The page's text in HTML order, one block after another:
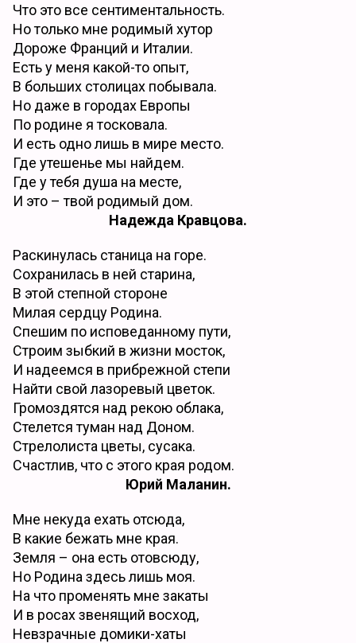
Что это все сентиментальность.
Но только мне родимый хутор
Дороже Франций и Италии.
Есть у меня какой-то опыт,
В больших столицах побывала.
Но даже в городах Европы
По родине я тосковала.
И есть одно лишь в мире место.
Где утешенье мы найдем.
Где у тебя душа на месте,
И это – твой родимый дом.
Надежда Кравцова.
Раскинулась станица на горе.
Сохранилась в ней старина,
В этой степной стороне
Милая сердцу Родина.
Спешим по исповеданному пути,
Строим зыбкий в жизни мосток,
И надеемся в прибрежной степи
Найти свой лазоревый цветок.
Громоздятся над рекою облака,
Стелется туман над Доном.
Стрелолиста цветы, сусака.
Счастлив, что с этого края родом.
Юрий Маланин.
Мне некуда ехать отсюда,
В какие бежать мне края.
Земля – она есть отовсюду,
Но Родина здесь лишь моя.
На что променять мне закаты
И в росах звенящий восход,
Невзрачные домики-хаты